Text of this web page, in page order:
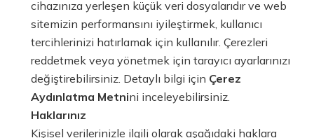
cihazınıza yerleşen küçük veri dosyalarıdır ve web
sitemizin performansını iyileştirmek, kullanıcı
tercihlerinizi hatırlamak için kullanılır. Çerezleri
reddetmek veya yönetmek için tarayıcı ayarlarınızı
değiştirebilirsiniz. Detaylı bilgi için Çerez
Aydınlatma Metnini inceleyebilirsiniz.
Haklarınız
Kişisel verilerinizle ilgili olarak aşağıdaki haklara